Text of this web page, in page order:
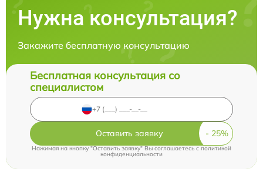
Нужна консультация?
Закажите бесплатную консультацию
Бесплатная консультация со
специалистом
Оставить заявку
Нажимая на кнопку "Оставить заявку" Вы соглашаетесь cполитикой
конфиденциальности